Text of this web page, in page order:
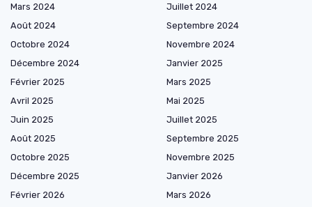
Mars 2024
Juillet 2024
Août 2024
Septembre 2024
Octobre 2024
Novembre 2024
Décembre 2024
Janvier 2025
Février 2025
Mars 2025
Avril 2025
Mai 2025
Juin 2025
Juillet 2025
Août 2025
Septembre 2025
Octobre 2025
Novembre 2025
Décembre 2025
Janvier 2026
Février 2026
Mars 2026